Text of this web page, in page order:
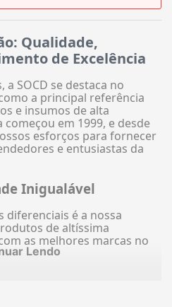
Qualidade,
de Excelência
a SOCD se destaca no
a principal referência
e insumos de alta
em 1999, e desde
esforços para fornecer
e entusiastas da
Inigualável
diferenciais é a nossa
de altíssima
as melhores marcas no
Lendo